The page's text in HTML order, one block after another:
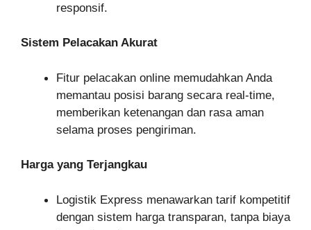
responsif.
Sistem Pelacakan Akurat
Fitur pelacakan online memudahkan Anda
memantau posisi barang secara real-time,
memberikan ketenangan dan rasa aman
selama proses pengiriman.
Harga yang Terjangkau
Logistik Express menawarkan tarif kompetitif
dengan sistem harga transparan, tanpa biaya